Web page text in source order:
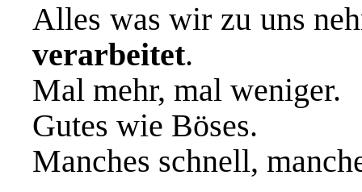
Alles was wir zu uns
verarbeitet.
Mal mehr, mal weniger.
Gutes wie Böses.
Manches schnell,